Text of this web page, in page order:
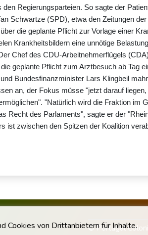
Cookies von Drittanbietern für Inhalte.
Regierungsparteien. So sagte der
Schwartze (SPD), etwa den Zeitungen
die geplante Pflicht zur Vorlage einer
Krankheitsbildern eine unnötige
Chef des CDU-Arbeitnehmerflügels
geplante Pflicht zum Arztbesuch ab Tag
Bundesfinanzminister Lars Klingbeil
an, der Fokus müsse "jetzt darauf
"Natürlich wird die Fraktion im
Recht des Parlaments", sagte er der
ist zwischen den Spitzen der Koalition
© Portugal